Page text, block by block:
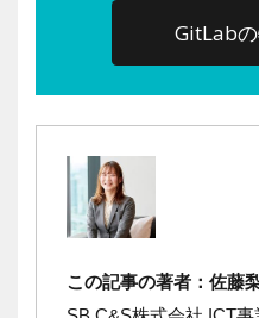
GitLab
この記事の著者：佐藤